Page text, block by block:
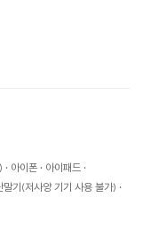
아이폰
아이패드
말기(저사양 기기 사용 불가)